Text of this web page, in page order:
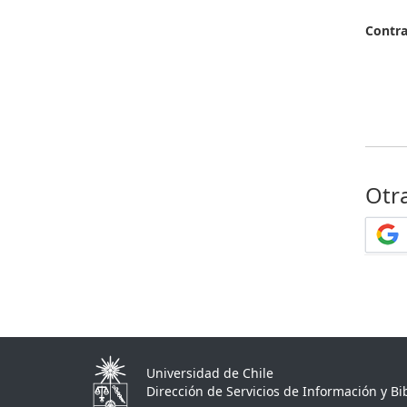
Universidad de Chile
Dirección de Servicios de Información y